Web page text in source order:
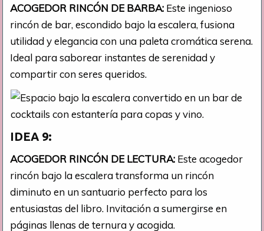
ACOGEDOR RINCÓN DE BARBA: Este ingenioso
rincón de bar, escondido bajo la escalera, fusiona
utilidad y elegancia con una paleta cromática serena.
Ideal para saborear instantes de serenidad y
compartir con seres queridos.
IDEA 9:
ACOGEDOR RINCÓN DE LECTURA: Este acogedor
rincón bajo la escalera transforma un rincón
diminuto en un santuario perfecto para los
entusiastas del libro. Invitación a sumergirse en
páginas llenas de ternura y acogida.